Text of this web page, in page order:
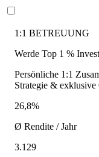
1:1 BETREUUNG
Werde Top 1 %
Persönliche 1:1
Strategie & exklusive
26,8%
Ø Rendite / Jahr
3.129